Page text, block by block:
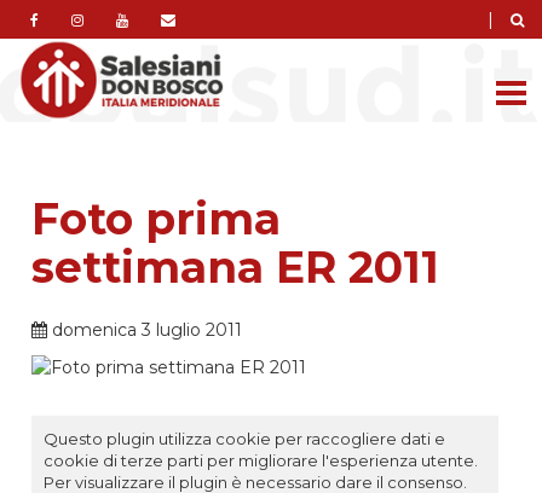
|
Foto prima
settimana ER 2011
domenica 3 luglio 2011
Questo plugin utilizza cookie per raccogliere dati e
cookie di terze parti per migliorare l'esperienza utente.
Per visualizzare il plugin è necessario dare il consenso.